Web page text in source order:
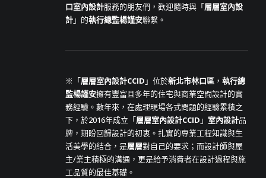
口室內設計服務的朋友們，歡迎隨時與「層層室內設
計」的執行總監楊謹安聯繫。
※「層層室內設計CCID 」位於新北市林口區 ， 執行總
監楊謹安擁有豐富且多年的住宅與商業空間設計的實
務經驗。數年來，在處理現場各式問題的經驗累積之
下，於2016年成立「層層室內設計CCID 」 室內設計品
牌，期盼回歸設計的初衷。扎實的專業工程知識與生
活美學的結合，是層層對自己的要求；而設計師與屋
主/業主積極的溝通，更是給予消費者在設計過程與施
工品質的最佳基礎。